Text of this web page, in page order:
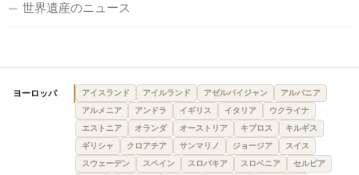
世界遺産のニュース
ヨーロッパ アイスランド アイルランド アゼルバイジャン
アルバニア
アルメニア
アンドラ イギリス イタリア
ウクライナ
エストニア
オランダ オーストリア キプロス
キルギス
ギリシャ
クロアチア サンマリノ ジョージア
スイス
スウェーデン
スペイン スロバキア スロベニア
セルビア